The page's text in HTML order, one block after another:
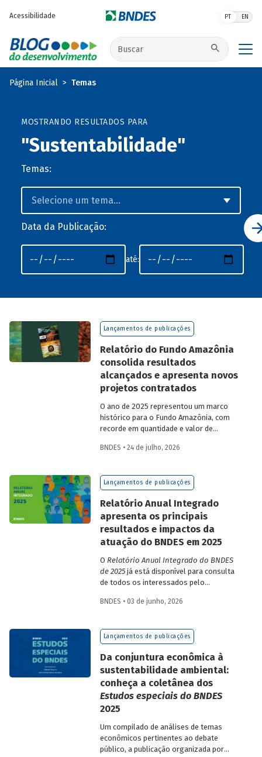
Acessibilidade PT EN
Buscar no site
Página Inicial Temas
MOSTRANDO RESULTADOS PARA
"Sustentabilidade"
Temas:
Data da Publicação:
até:
Lançamentos de publicações
Relatório do Fundo Amazônia
consolida resultados
alcançados e apresenta novos
projetos contratados
O ano de 2025 representou um marco
histórico para o Fundo Amazônia, com
recorde em quantidade e valor de
desembolsos: foram 22 operações
bilhões, além de R$ 387 milhões
desembolsados. Ainda no período, foram
BNDES • 24 de julho, 2026
Lançamentos de publicações
Relatório Anual Integrado
apresenta os principais
resultados e impactos da
atuação do BNDES em 2025
O Relatório Anual Integrado do BNDES
de 2025já está disponível para consulta
de todos os interessados pelo
sua prestação de contas. O documento
principais resultados, os impactos de sua
atuação no ano, e mostra como o BNDES
consistente e sólida, mesmo diante de
cenários desafiadores.
BNDES • 03 de junho, 2026
Lançamentos de publicações
Da conjuntura econômica à
sustentabilidade ambiental:
conheça a coletânea dos
Estudos especiais do BNDES
2025
Um compilado de análises de temas
econômicos pertinentes ao debate
público, a publicação organizada por